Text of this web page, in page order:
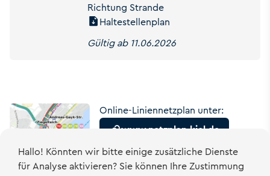
Richtung Strande
Haltestellenplan
Gültig ab 11.06.2026
Online-Liniennetzplan unter:
www.netzplan-kiel.de
Hallo! Könnten wir bitte einige zusätzliche Dienste
fürAnalyseaktivieren? Sie können Ihre Zustimmung